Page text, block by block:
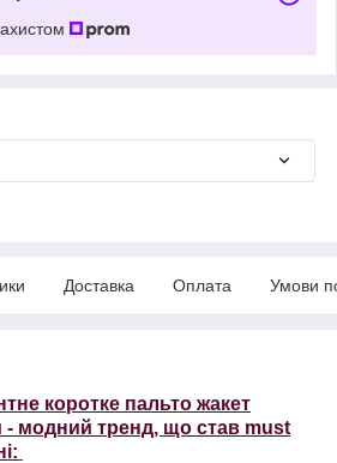
Доставка Оплата Умови
коротке пальто жакет
- модний тренд, що став must